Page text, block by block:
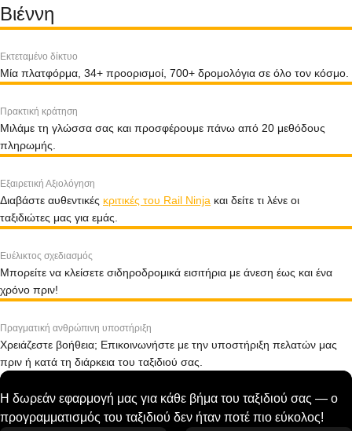
Βιέννη
Εκτεταμένο δίκτυο
Μία πλατφόρμα, 34+ προορισμοί, 700+ δρομολόγια σε όλο τον κόσμο.
Πρακτική κράτηση
Μιλάμε τη γλώσσα σας και προσφέρουμε πάνω από 20 μεθόδους
πληρωμής.
Εξαιρετική Αξιολόγηση
Διαβάστε αυθεντικές κριτικές του Rail Ninja και δείτε τι λένε οι
ταξιδιώτες μας για εμάς.
Ευέλικτος σχεδιασμός
Μπορείτε να κλείσετε σιδηροδρομικά εισιτήρια με άνεση έως και ένα
χρόνο πριν!
Πραγματική ανθρώπινη υποστήριξη
Χρειάζεστε βοήθεια; Επικοινωνήστε με την υποστήριξη πελατών μας
πριν ή κατά τη διάρκεια του ταξιδιού σας.
Η δωρεάν εφαρμογή μας για κάθε βήμα του ταξιδιού σας — ο
προγραμματισμός του ταξιδιού δεν ήταν ποτέ πιο εύκολος!